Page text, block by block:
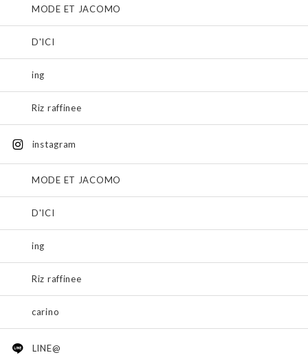
MODE ET JACOMO
D'ICI
ing
Riz raffinee
instagram
MODE ET JACOMO
D'ICI
ing
Riz raffinee
carino
LINE@